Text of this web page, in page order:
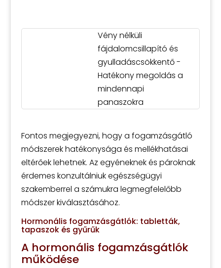
Vény nélküli
fájdalomcsillapító és
gyulladáscsökkentő -
Hatékony megoldás a
mindennapi
panaszokra
Fontos megjegyezni, hogy a fogamzásgátló
módszerek hatékonysága és mellékhatásai
eltérőek lehetnek. Az egyéneknek és pároknak
érdemes konzultálniuk egészségügyi
szakemberrel a számukra legmegfelelőbb
módszer kiválasztásához.
Hormonális fogamzásgátlók: tabletták,
tapaszok és gyűrűk
A hormonális fogamzásgátlók
működése